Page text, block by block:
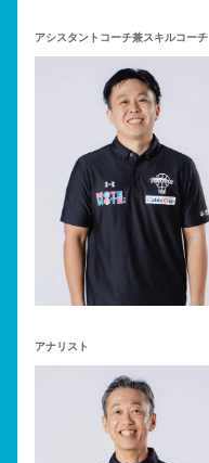
アシスタントコーチ兼スキルコーチ
アナリスト